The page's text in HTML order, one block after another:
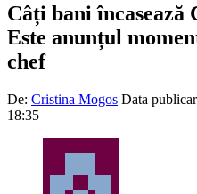
Câți bani încasează
Este anunțul
chef
De: Cristina Mogos Data
18:35